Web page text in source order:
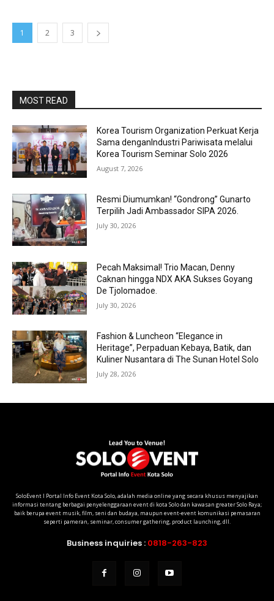
1 2 3
MOST READ
Korea Tourism Organization Perkuat Kerja
Sama denganIndustri Pariwisata melalui
Korea Tourism Seminar Solo 2026
August 7, 2026
Resmi Diumumkan! “Gondrong” Gunarto
Terpilih Jadi Ambassador SIPA 2026.
July 30, 2026
Pecah Maksimal! Trio Macan, Denny
Caknan hingga NDX AKA Sukses Goyang
De Tjolomadoe.
July 30, 2026
Fashion & Luncheon “Elegance in
Heritage”, Perpaduan Kebaya, Batik, dan
Kuliner Nusantara di The Sunan Hotel Solo
July 28, 2026
SoloEvent I Portal Info Event Kota Solo, adalah media online yang secara khusus menyajikan
informasi tentang berbagai penyelenggaraan event di kota Solo dan kawasan greater Solo Raya;
baik berupa event musik, film, seni dan budaya, maupun event-event komunikasi pemasaran
seperti pameran, seminar, consumer gathering, product launching, dll.
Business inquiries : 0818-263-823